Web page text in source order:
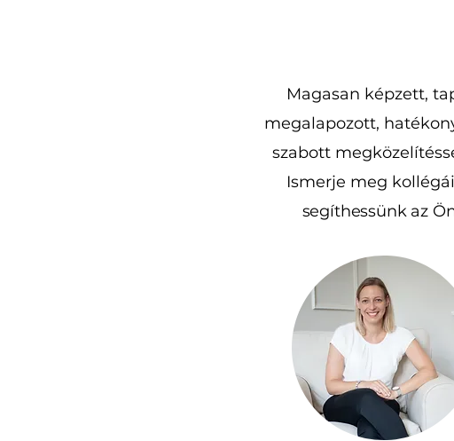
Magasan képzett,
megalapozott,
szabott
Ismerje meg
segíthessünk az